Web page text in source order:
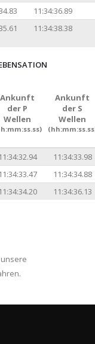
11:34:36.89
11:34:38.38
Ankunft
der P
Wellen
Ankunft
der S
Wellen
11:34:32.94
11:34:33.98
11:34:33.47
11:34:34.88
11:34:34.20 11:34:36.13